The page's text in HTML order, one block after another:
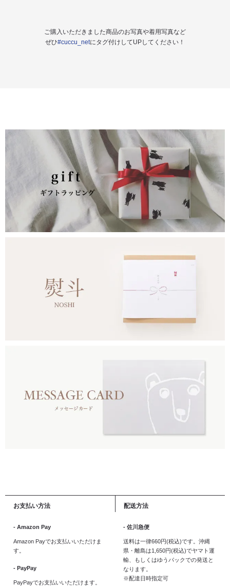
ご購入いただきました商品のお写真や着用写真など
ぜひ#cuccu_netにタグ付けしてUPしてください！
お支払い方法
- Amazon Pay
Amazon Payでお支払いいただけま
す。
- PayPay
PayPayでお支払いいただけます。
配送方法
- 佐川急便
送料は一律660円(税込)です。沖縄
県・離島は1,650円(税込)でヤマト運
輸、もしくはゆうパックでの発送と
なります。
※配達日時指定可